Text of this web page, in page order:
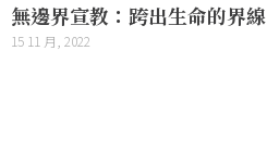
無邊界宣教：跨出生命的界線
15 11 月, 2022